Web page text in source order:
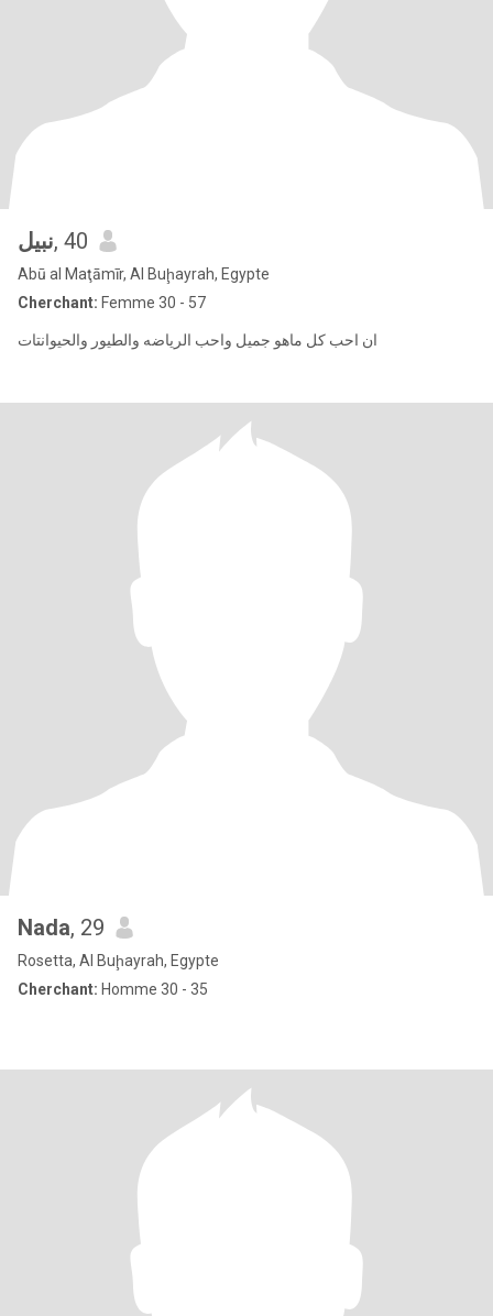
نبيل, 40
Abū al Maţāmīr, Al Buḩayrah, Egypte
Cherchant: Femme 30 - 57
ان احب كل ماهو جميل واحب الرياضه والطيور والحيوانتات
Nada, 29
Rosetta, Al Buḩayrah, Egypte
Cherchant: Homme 30 - 35